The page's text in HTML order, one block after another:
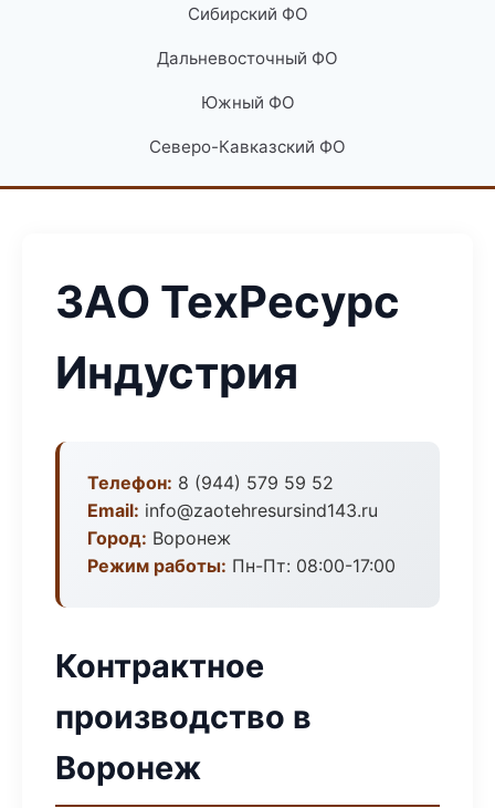
Сибирский ФО
Дальневосточный ФО
Южный ФО
Северо-Кавказский ФО
ЗАО ТехРесурс
Индустрия
Телефон: 8 (944) 579 59 52
Email: info@zaotehresursind143.ru
Город: Воронеж
Режим работы: Пн-Пт: 08:00-17:00
Контрактное
производство в
Воронеж